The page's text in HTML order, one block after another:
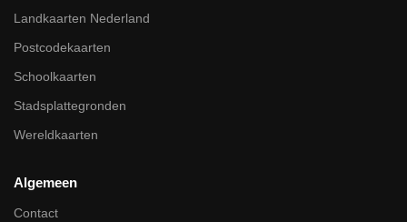
Landkaarten Nederland
Postcodekaarten
Schoolkaarten
Stadsplattegronden
Wereldkaarten
Algemeen
Contact